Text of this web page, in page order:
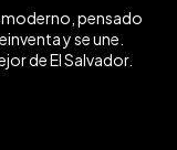
pensado
y se une.
de El Salvador.